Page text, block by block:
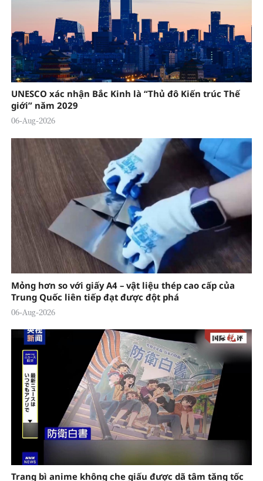
UNESCO xác nhận Bắc Kinh là “Thủ đô Kiến trúc Thế
giới” năm 2029
06-Aug-2026
Mỏng hơn so với giấy A4 – vật liệu thép cao cấp của
Trung Quốc liên tiếp đạt được đột phá
06-Aug-2026
Trang bì anime không che giấu được dã tâm tăng tốc